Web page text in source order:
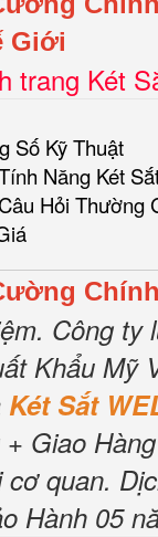
Giới
trang Két
Số Kỹ Thuật
Năng Két
Hỏi Thường
Công ty
Khẩu Mỹ
Két Sắt
Giao
quan.
Hành 05